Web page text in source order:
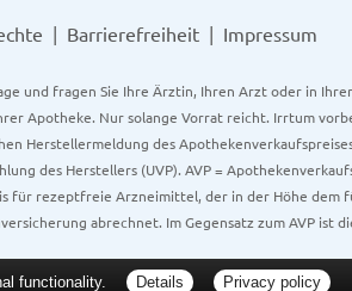
Barrierefreiheit Impressum
und fragen Sie Ihre Ärztin, Ihren Arzt oder in
Apotheke. Nur solange Vorrat reicht. Irrtum
Herstellermeldung des
des Herstellers (UVP). AVP =
für rezeptfreie Arzneimittel, der in der Höhe
abrechnet. Im Gegensatz zum AVP ist
functionality. Details Privacy policy